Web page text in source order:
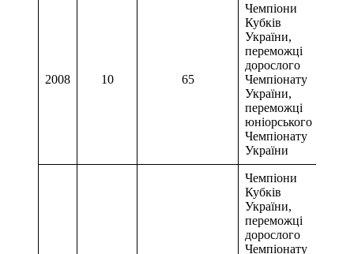
2008 10 65
Чемпіони
Кубків
України,
переможці
дорослого
Чемпіонату
України,
переможці
юніорського
Чемпіонату
України
Чемпіони
Кубків
України,
переможці
дорослого
Чемпіонату